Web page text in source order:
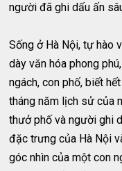
người đã ghi dấu ấn
Sống ở Hà Nội, tự hào
dày văn hóa phong
ngách, con phố, biết
tháng năm lịch sử của
thưở phố và người ghi
đặc trưng của Hà Nội
góc nhìn của một con